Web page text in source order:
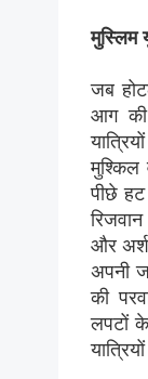
मुस्लिम
जब
आग
पीछे
और
अपनी
की
लपटों